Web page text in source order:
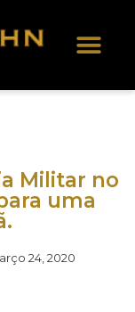
Militar no
uma
24, 2020